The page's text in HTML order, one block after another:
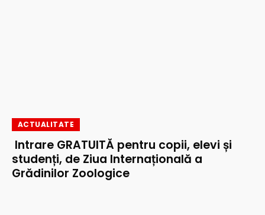
ACTUALITATE
Intrare GRATUITĂ pentru copii, elevi și
studenți, de Ziua Internațională a
Grădinilor Zoologice